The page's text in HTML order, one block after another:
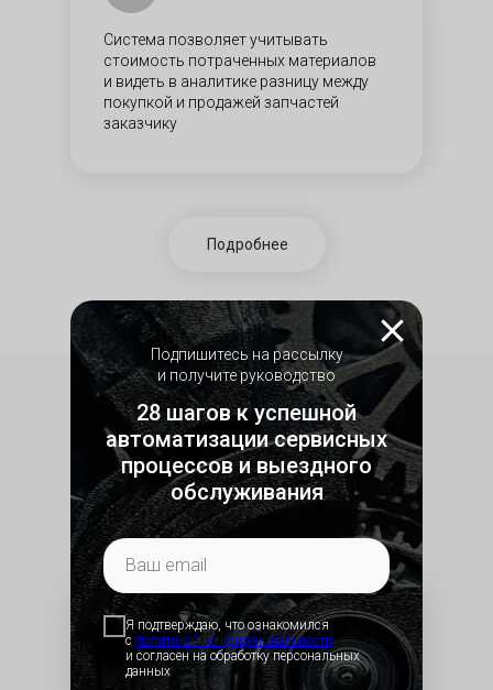
Система позволяет учитывать
стоимость потраченных материалов
и видеть в аналитике разницу между
покупкой и продажей запчастей
заказчику
Подробнее
Документы для заказчиков​
Счета​
HubEx позволяет автоматически
формировать документы
28 шагов к успешной
автоматизации сервисных
процессов и выездного
обслуживания
Подпишитесь на рассылку
и получите руководство
Я подтверждаю, что ознакомился
с политикой конфиденциальности
и согласен на обработку персональных
данных